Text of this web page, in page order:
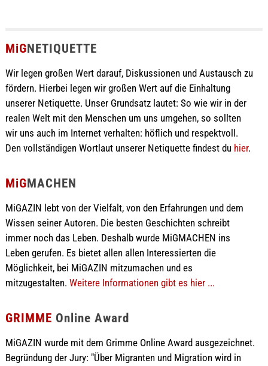
MiGNETIQUETTE
Wir legen großen Wert darauf, Diskussionen und Austausch zu
fördern. Hierbei legen wir großen Wert auf die Einhaltung
unserer Netiquette. Unser Grundsatz lautet: So wie wir in der
realen Welt mit den Menschen um uns umgehen, so sollten
wir uns auch im Internet verhalten: höflich und respektvoll.
Den vollständigen Wortlaut unserer Netiquette findest du hier.
MiGMACHEN
MiGAZIN lebt von der Vielfalt, von den Erfahrungen und dem
Wissen seiner Autoren. Die besten Geschichten schreibt
immer noch das Leben. Deshalb wurde MiGMACHEN ins
Leben gerufen. Es bietet allen allen Interessierten die
Möglichkeit, bei MiGAZIN mitzumachen und es
mitzugestalten. Weitere Informationen gibt es hier ...
GRIMME Online Award
MiGAZIN wurde mit dem Grimme Online Award ausgezeichnet.
Begründung der Jury: "Über Migranten und Migration wird in